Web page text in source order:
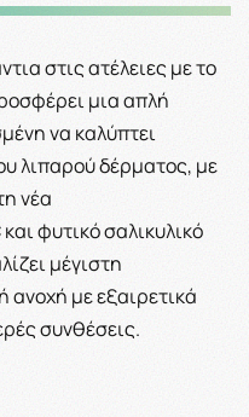
στις ατέλειες με το
μια απλή
να καλύπτει
λιπαρού δέρματος, με
νέα
καιφυτικό σαλικυλικό
μέγιστη
ανοχή με εξαιρετικά
συνθέσεις.